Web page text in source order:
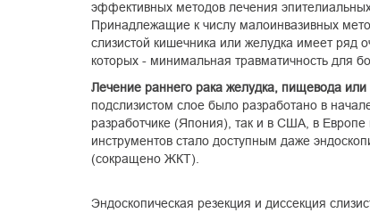
эффективных методов лечения
Принадлежащие к числу малоинвазивных
слизистой кишечника или желудка имеет
которых - минимальная травматичность для
Лечение раннего рака желудка, пищевода или
подслизистом слое было разработано в
разработчике (Япония), так и в США, в
инструментов стало доступным даже
(сокращено ЖКТ).
Эндоскопическая резекция и диссекция